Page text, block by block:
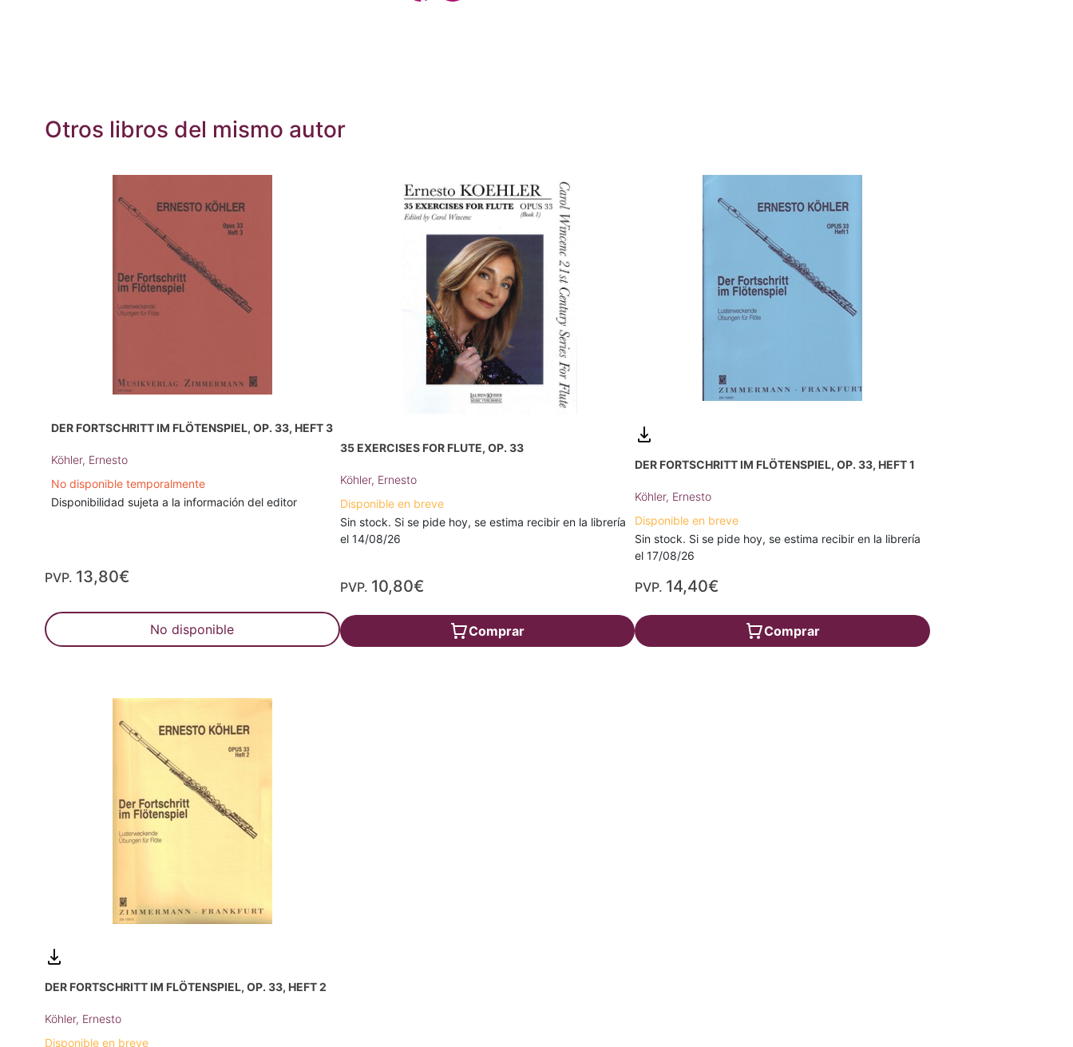
Otros libros del mismo autor
DER FORTSCHRITT IM FLÖTENSPIEL, OP. 33, HEFT 3
Köhler, Ernesto
No disponible temporalmente
Disponibilidad sujeta a la información del editor
PVP. 13,80€
No disponible
35 EXERCISES FOR FLUTE, OP. 33
Köhler, Ernesto
Disponible en breve
Sin stock. Si se pide hoy, se estima recibir en la librería
el 14/08/26
PVP. 10,80€
Comprar
DER FORTSCHRITT IM FLÖTENSPIEL, OP. 33, HEFT 1
Köhler, Ernesto
Disponible en breve
Sin stock. Si se pide hoy, se estima recibir en la librería
el 17/08/26
PVP. 14,40€
Comprar
DER FORTSCHRITT IM FLÖTENSPIEL, OP. 33, HEFT 2
Köhler, Ernesto
Disponible en breve